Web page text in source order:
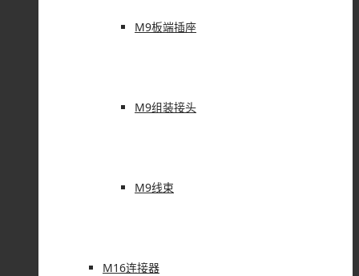
M9板端插座
M9组装接头
M9线束
M16连接器